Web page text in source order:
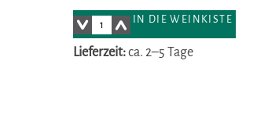
IN DIE WEINKISTE
Lieferzeit:ca. 2–5 Tage